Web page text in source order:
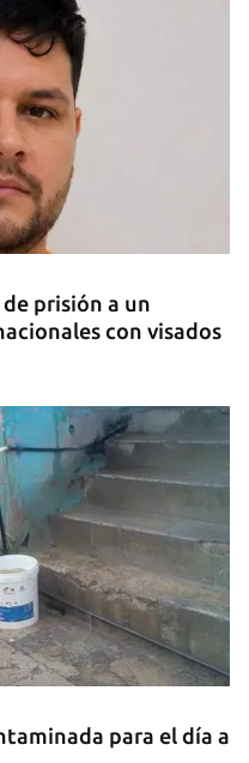
de prisión a un
con visados
para el día a